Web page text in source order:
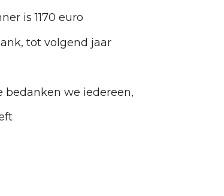
is 1170 euro
tot volgend jaar
bedanken we iedereen,